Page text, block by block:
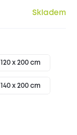
Skladem
120 x 200 cm
140 x 200 cm